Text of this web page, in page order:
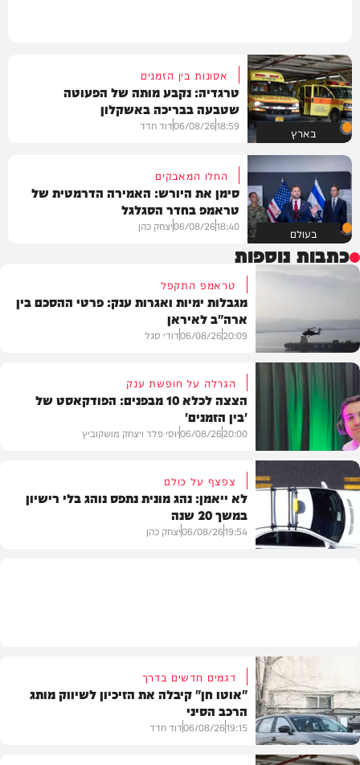
בארץ
אסונות בין הזמנים
טרגדיה: נקבע מותה של הפעוטה
שטבעה בבריכה באשקלון
18:59
06/08/26דוד חדד
בעולם
החלו המאבקים
סימן את היורש: האמירה הדרמטית של
טראמפ בחדר הסגלגל
18:40
06/08/26יצחק כהן
כתבות נוספות
מדיני
טראמפ התקפל
מגבלות ימיות ואגרות ענק: פרטי ההסכם בין
ארה"ב לאיראן
20:09
06/08/26דודי סגל
VOD
הגרלה על חופשת ענק
הצצה לכלא 10 מבפנים: הפודקאסט של
'בין הזמנים'
20:00
06/08/26יוסי פלד ויצחק מושקוביץ
צפצף על כולם
לא ייאמן: נהג מונית נתפס נוהג בלי רישיון
במשך 20 שנה
19:54
06/08/26יצחק כהן
דגמים חדשים בדרך
"אוטו חן" קיבלה את הזיכיון לשיווק מותג
הרכב הסיני
19:15
06/08/26דוד חדד